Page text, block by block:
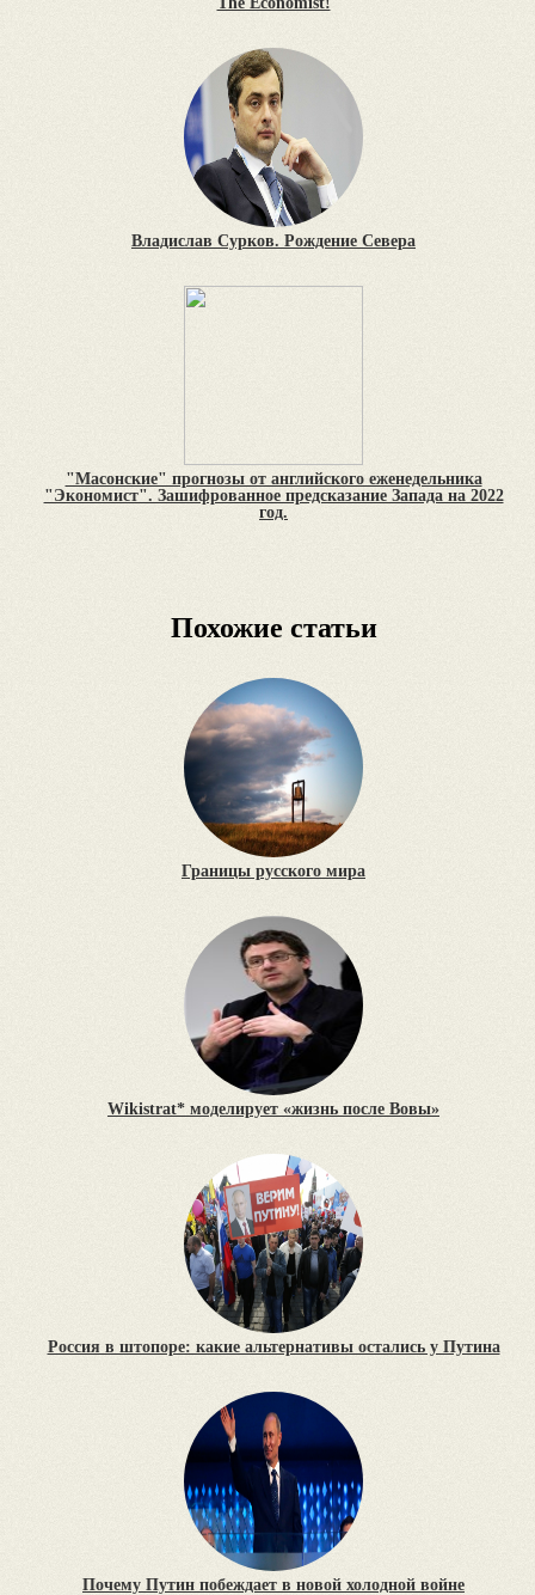
Владислав Сурков. Рождение Севера
"Масонские" прогнозы от английского еженедельника
"Экономист". Зашифрованное предсказание Запада на 2022
год.
Похожие статьи
Границы русского мира
Wikistrat* моделирует «жизнь после Вовы»
Россия в штопоре: какие альтернативы остались у Путина
Почему Путин побеждает в новой холодной войне